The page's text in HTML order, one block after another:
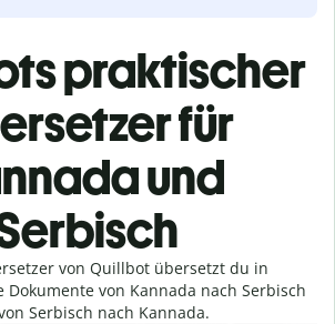
praktischer
für
und
von Quillbot übersetzt du in
Dokumente von Kannada nach Serbisch
Serbisch nach Kannada.